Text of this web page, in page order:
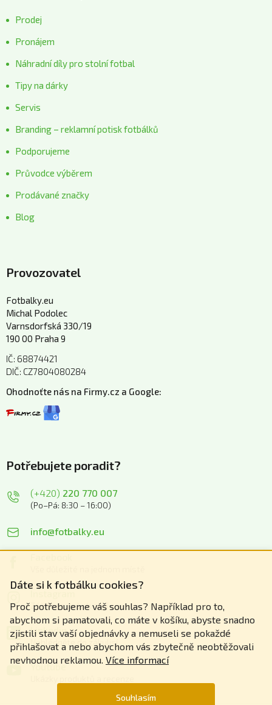
Dáte si k fotbálku cookies?
Proč potřebujeme váš souhlas? Například pro to,
abychom si pamatovali, co máte v košíku, abyste snadno
zjistili stav vaší objednávky a nemuseli se pokaždé
přihlašovat a nebo abychom vás zbytečně neobtěžovali
nevhodnou reklamou. Více informací
Souhlasím
Prodej
Pronájem
Náhradní díly pro stolní fotbal
Tipy na dárky
Servis
Branding – reklamní potisk fotbálků
Podporujeme
Průvodce výběrem
Prodávané značky
Blog
Provozovatel
Fotbalky.eu
Michal Podolec
Varnsdorfská 330/19
190 00 Praha 9
IČ: 68874421
DIČ: CZ7804080284
Ohodnoťte nás na Firmy.cz a Google:
Potřebujete poradit?
(+420) 220 770 007
(Po–Pá: 8:30 – 16:00)
info@fotbalky.eu
Zážitky z našich akcí
Linkedin
Nahlédněte do zákulisí
Youtube